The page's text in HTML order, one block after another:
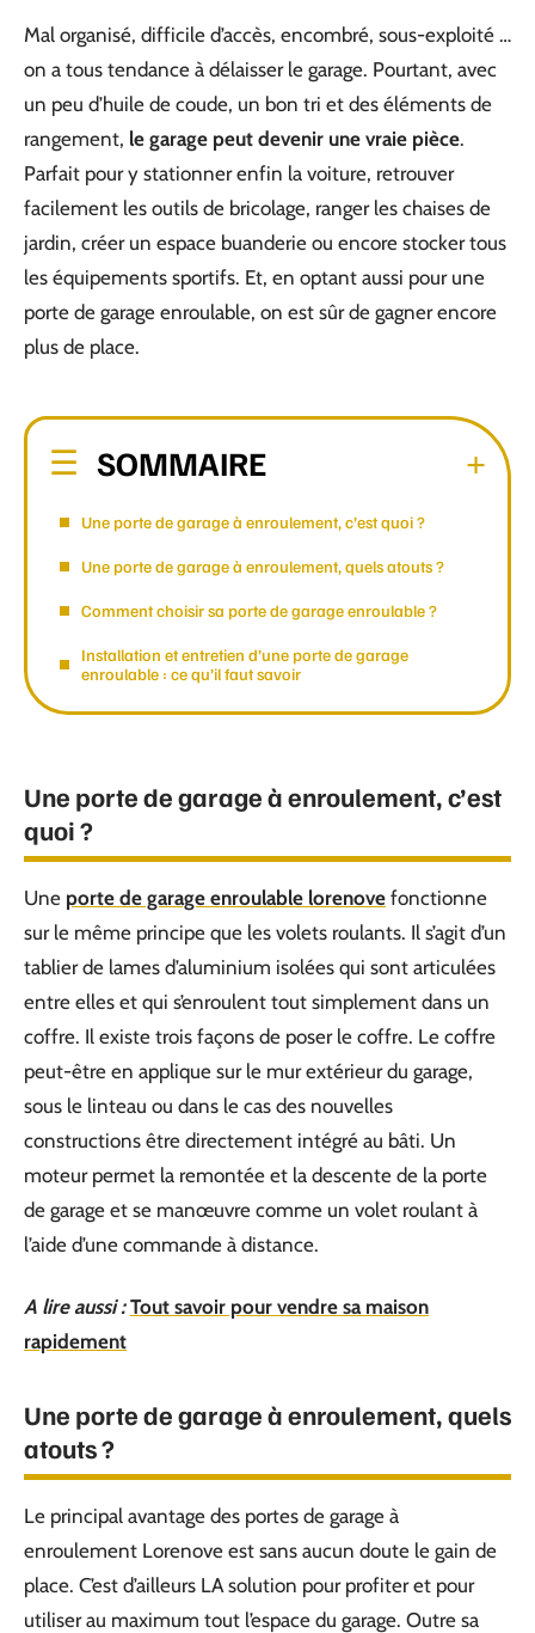
Mal organisé, difficile d’accès, encombré, sous-exploité …
on a tous tendance à délaisser le garage. Pourtant, avec
un peu d’huile de coude, un bon tri et des éléments de
rangement, le garage peut devenir une vraie pièce.
Parfait pour y stationner enfin la voiture, retrouver
facilement les outils de bricolage, ranger les chaises de
jardin, créer un espace buanderie ou encore stocker tous
les équipements sportifs. Et, en optant aussi pour une
porte de garage enroulable, on est sûr de gagner encore
plus de place.
SOMMAIRE
Une porte de garage à enroulement, c’est quoi ?
Une porte de garage à enroulement, quels atouts ?
Comment choisir sa porte de garage enroulable ?
Installation et entretien d’une porte de garage
enroulable : ce qu’il faut savoir
Une porte de garage à enroulement, c’est
quoi ?
Une porte de garage enroulable lorenove fonctionne
sur le même principe que les volets roulants. Il s’agit d’un
tablier de lames d’aluminium isolées qui sont articulées
entre elles et qui s’enroulent tout simplement dans un
coffre. Il existe trois façons de poser le coffre. Le coffre
peut-être en applique sur le mur extérieur du garage,
sous le linteau ou dans le cas des nouvelles
constructions être directement intégré au bâti. Un
moteur permet la remontée et la descente de la porte
de garage et se manœuvre comme un volet roulant à
l’aide d’une commande à distance.
A lire aussi : Tout savoir pour vendre sa maison
rapidement
Une porte de garage à enroulement, quels
atouts ?
Le principal avantage des portes de garage à
enroulement Lorenove est sans aucun doute le gain de
place. C’est d’ailleurs LA solution pour profiter et pour
utiliser au maximum tout l’espace du garage. Outre sa